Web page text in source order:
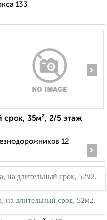
133
›
срок, 35м², 2/5 этаж
12
›